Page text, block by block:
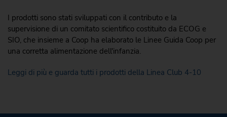
I prodotti sono stati sviluppati con il contributo e la
supervisione di un comitato scientifico costituito da ECOG e
SIO, che insieme a Coop ha elaborato le Linee Guida Coop per
una corretta alimentazione dell'infanzia.
Leggi di più e guarda tutti i prodotti della Linea Club 4-10